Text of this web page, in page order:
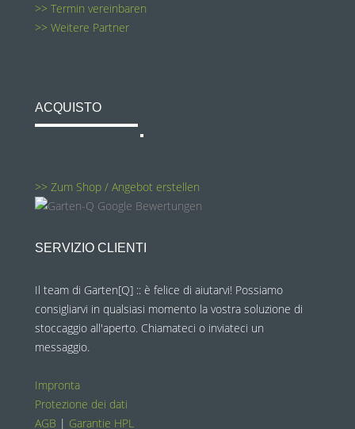
>> Termin vereinbaren
>> Weitere Partner
ACQUISTO
>> Zum Shop / Angebot erstellen
SERVIZIO CLIENTI
Il team di Garten[Q] :: è felice di aiutarvi! Possiamo
consigliarvi in qualsiasi momento la vostra soluzione di
stoccaggio all'aperto. Chiamateci o inviateci un
messaggio.
Impronta
Protezione dei dati
AGB | Garantie HPL